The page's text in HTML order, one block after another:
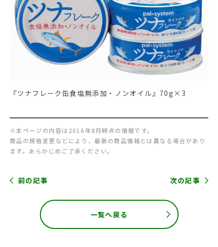
『ツナフレーク缶食塩無添加・ノンオイル』70g×3
※本ページの内容は2016年8月時点の情報です。
商品の規格変更などにより、最新の商品情報とは異なる場合があり
ます。あらかじめご了承ください。
前の記事 次の記事
一覧へ戻る